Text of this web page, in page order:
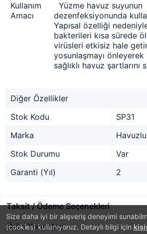
Size daha iyi bir alışveriş deneyimi
(cookies) kullanıyoruz. Detaylı bilgi için
Kullanım
Amacı
Yüzme havuz suyunun
dezenfeksiyonunda
Yapısal özelliği
bakterileri kısa sürede
virüsleri etkisiz hale
yosunlaşmayı önleyerek
sağlıklı havuz şartlarını
Diğer Özellikler
Stok Kodu
SP31
Marka
Stok Durumu
Var
Garanti (Yıl)
2
Taksit / Ödeme Seçenekleri
Ürün Yorumları